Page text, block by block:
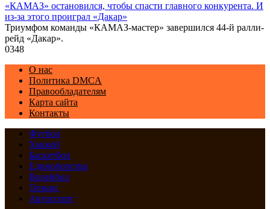
«КАМАЗ» остановился, чтобы спасти главного конкурента. И
из-за этого проиграл «Дакар»
Триумфом команды «КАМАЗ-мастер» завершился 44-й ралли-
рейд «Дакар».
0348
О нас
Политика DMCA
Правообладателям
Карта сайта
Контакты
Футбол
Хоккей
Баскетбол
Единоборства
Волейбол
Теннис
Автоспорт